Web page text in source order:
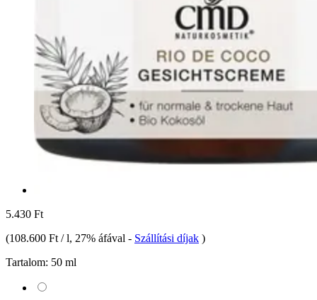
5.430 Ft
(108.600 Ft / l, 27% áfával - Szállítási díjak )
Tartalom: 50 ml